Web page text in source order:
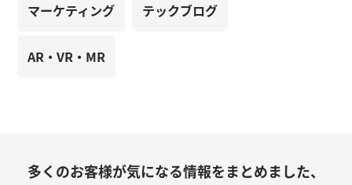
マーケティング テックブログ
AR・VR・MR
多くのお客様が気になる情報をまとめました、